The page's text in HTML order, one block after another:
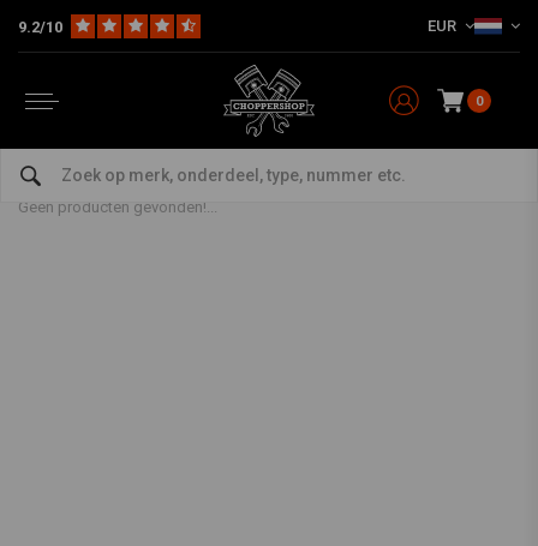
9.2/10 EUR
0
Garmin
Home Merken Garmin
Geen producten gevonden!...